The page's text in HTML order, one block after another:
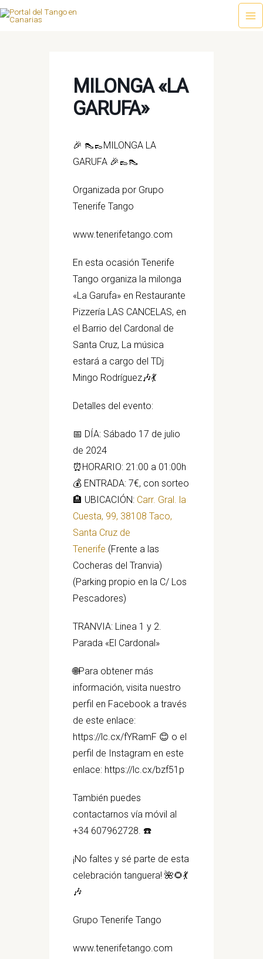
Ir
MILONGA «LA
GARUFA»
🎉 👠👞MILONGA LA
GARUFA 🎉👞👠
Organizada por Grupo
Tenerife Tango
www.tenerifetango.com
En esta ocasión Tenerife
Tango organiza la milonga
«La Garufa» en Restaurante
Pizzería LAS CANCELAS, en
el Barrio del Cardonal de
Santa Cruz, La música
estará a cargo del TDj
Mingo Rodríguez🎶💃
Detalles del evento:
📅 DÍA: Sábado 17 de julio
de 2024
⏰HORARIO: 21:00 a 01:00h
💰 ENTRADA: 7€, con sorteo
🏨 UBICACIÓN: Carr. Gral. la
Cuesta, 99, 38108 Taco,
Santa Cruz de
Tenerife (Frente a las
Cocheras del Tranvia)
(Parking propio en la C/ Los
Pescadores)
TRANVIA: Linea 1 y 2.
Parada «El Cardonal»
🌐Para obtener más
información, visita nuestro
perfil en Facebook a través
de este enlace:
https://lc.cx/fYRamF 😊 o el
perfil de Instagram en este
enlace: https://lc.cx/bzf51p
También puedes
contactarnos vía móvil al
+34 607962728. ☎️
¡No faltes y sé parte de esta
celebración tanguera! 🌺🌻💃
🎶
Grupo Tenerife Tango
www.tenerifetango.com